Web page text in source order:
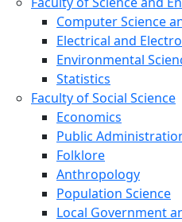
Computer Science
Electrical and
Environmental
Statistics
Faculty of Social Science
Economics
Public
Folklore
Anthropology
Population Science
Local Government